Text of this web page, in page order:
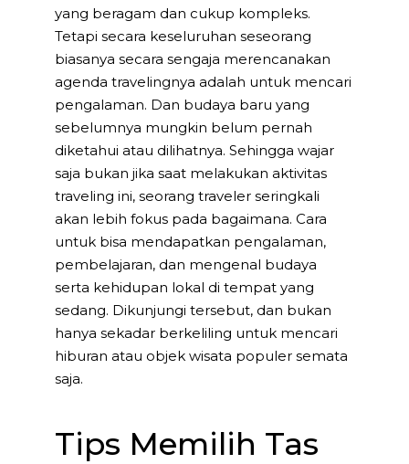
yang beragam dan cukup kompleks.
Tetapi secara keseluruhan seseorang
biasanya secara sengaja merencanakan
agenda travelingnya adalah untuk mencari
pengalaman. Dan budaya baru yang
sebelumnya mungkin belum pernah
diketahui atau dilihatnya. Sehingga wajar
saja bukan jika saat melakukan aktivitas
traveling ini, seorang traveler seringkali
akan lebih fokus pada bagaimana. Cara
untuk bisa mendapatkan pengalaman,
pembelajaran, dan mengenal budaya
serta kehidupan lokal di tempat yang
sedang. Dikunjungi tersebut, dan bukan
hanya sekadar berkeliling untuk mencari
hiburan atau objek wisata populer semata
saja.
Tips Memilih Tas